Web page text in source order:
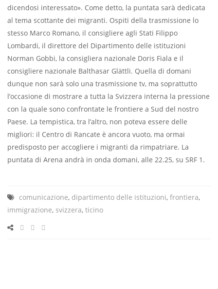
dicendosi interessato». Come detto, la puntata sarà dedicata
al tema scottante dei migranti. Ospiti della trasmissione lo
stesso Marco Romano, il consigliere agli Stati Filippo
Lombardi, il direttore del Dipartimento delle istituzioni
Norman Gobbi, la consigliera nazionale Doris Fiala e il
consigliere nazionale Balthasar Glättli. Quella di domani
dunque non sarà solo una trasmissione tv, ma soprattutto
l’occasione di mostrare a tutta la Svizzera interna la pressione
con la quale sono confrontate le frontiere a Sud del nostro
Paese. La tempistica, tra l’altro, non poteva essere delle
migliori: il Centro di Rancate è ancora vuoto, ma ormai
predisposto per accogliere i migranti da rimpatriare. La
puntata di Arena andrà in onda domani, alle 22.25, su SRF 1.
comunicazione, dipartimento delle istituzioni, frontiera,
immigrazione, svizzera, ticino